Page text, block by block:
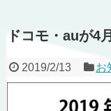
ドコモ・auが4
2019/2/13 お